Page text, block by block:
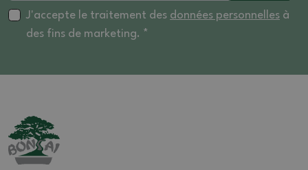
J'accepte le traitement des données personnelles à
des fins de marketing. *